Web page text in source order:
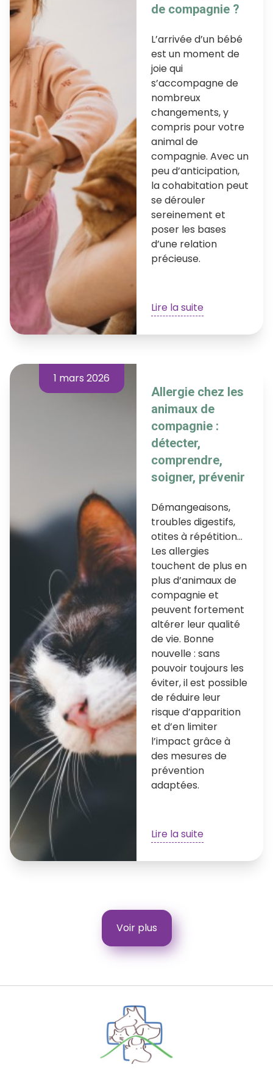
de compagnie ?
L’arrivée d’un bébé
est un moment de
joie qui
s’accompagne de
nombreux
changements, y
compris pour votre
animal de
compagnie. Avec un
peu d’anticipation,
la cohabitation peut
se dérouler
sereinement et
poser les bases
d’une relation
précieuse.
Lire la suite
1 mars 2026
Allergie chez les
animaux de
compagnie :
détecter,
comprendre,
soigner, prévenir
Démangeaisons,
troubles digestifs,
otites à répétition…
Les allergies
touchent de plus en
plus d’animaux de
compagnie et
peuvent fortement
altérer leur qualité
de vie. Bonne
nouvelle : sans
pouvoir toujours les
éviter, il est possible
de réduire leur
risque d’apparition
et d’en limiter
l’impact grâce à
des mesures de
prévention
adaptées.
Lire la suite
Voir plus